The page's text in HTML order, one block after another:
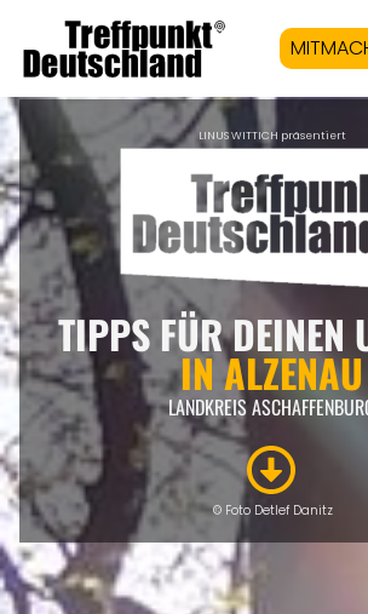
LINUS WITTICH präsentiert
TIPPS FÜR DEINEN
IN ALZENAU
LANDKREIS
© Foto Detlef Danitz